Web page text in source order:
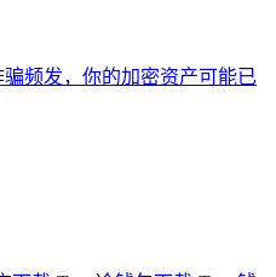
频发，你的加密资产可能已